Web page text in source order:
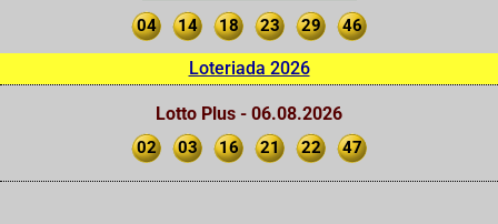
04 14 18 23 29 46
Loteriada 2026
Lotto Plus - 06.08.2026
02 03 16 21 22 47